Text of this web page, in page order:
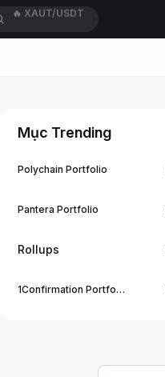
🔥 BLESSUSDT
Mục Trending
Polychain Portfolio
Pantera Portfolio
Rollups
1Confirmation Portfolio